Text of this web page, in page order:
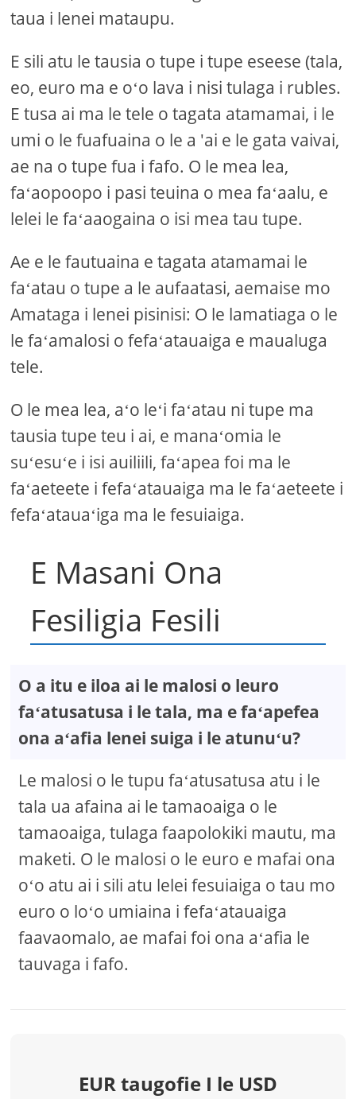
taua i lenei mataupu.
E sili atu le tausia o tupe i tupe eseese (tala,
eo, euro ma e oʻo lava i nisi tulaga i rubles.
E tusa ai ma le tele o tagata atamamai, i le
umi o le fuafuaina o le a 'ai e le gata vaivai,
ae na o tupe fua i fafo. O le mea lea,
faʻaopoopo i pasi teuina o mea faʻaalu, e
lelei le faʻaaogaina o isi mea tau tupe.
Ae e le fautuaina e tagata atamamai le
faʻatau o tupe a le aufaatasi, aemaise mo
Amataga i lenei pisinisi: O le lamatiaga o le
le faʻamalosi o fefaʻatauaiga e maualuga
tele.
O le mea lea, aʻo leʻi faʻatau ni tupe ma
tausia tupe teu i ai, e manaʻomia le
suʻesuʻe i isi auiliili, faʻapea foi ma le
faʻaeteete i fefaʻatauaiga ma le faʻaeteete i
fefaʻatauaʻiga ma le fesuiaiga.
E Masani Ona
Fesiligia Fesili
O a itu e iloa ai le malosi o leuro
faʻatusatusa i le tala, ma e faʻapefea
ona aʻafia lenei suiga i le atunuʻu?
Le malosi o le tupu faʻatusatusa atu i le
tala ua afaina ai le tamaoaiga o le
tamaoaiga, tulaga faapolokiki mautu, ma
maketi. O le malosi o le euro e mafai ona
oʻo atu ai i sili atu lelei fesuiaiga o tau mo
euro o loʻo umiaina i fefaʻatauaiga
faavaomalo, ae mafai foi ona aʻafia le
tauvaga i fafo.
EUR taugofie I le USD